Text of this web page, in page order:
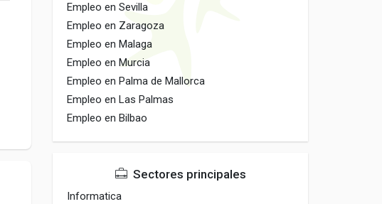
Empleo en Sevilla
Empleo en Zaragoza
Empleo en Malaga
Empleo en Murcia
Empleo en Palma de Mallorca
Empleo en Las Palmas
Empleo en Bilbao
Sectores principales
Informatica